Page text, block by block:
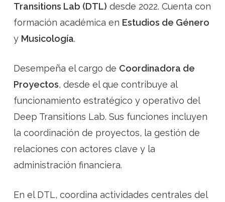
Transitions Lab (DTL) desde 2022. Cuenta con
formación académica en Estudios de Género
y Musicología.
Desempeña el cargo de Coordinadora de
Proyectos, desde el que contribuye al
funcionamiento estratégico y operativo del
Deep Transitions Lab. Sus funciones incluyen
la coordinación de proyectos, la gestión de
relaciones con actores clave y la
administración financiera.
En el DTL, coordina actividades centrales del